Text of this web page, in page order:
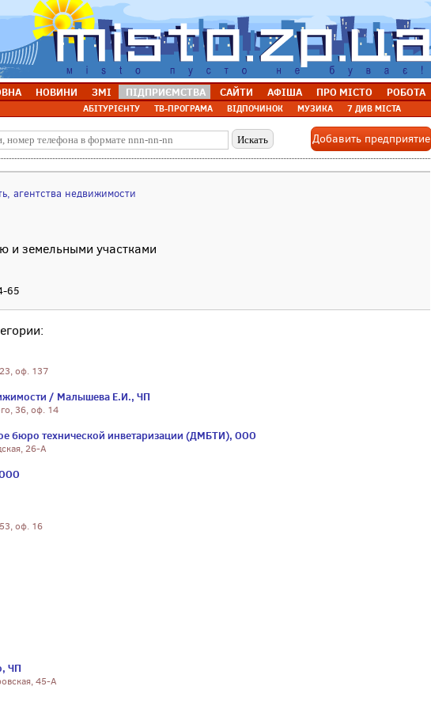
НОВИНИ ЗМІ ПІДПРИЄМСТВА САЙТИ АФІША ПРО МІСТО РОБОТА
АБІТУРІЄНТУ ТВ-ПРОГРАМА ВІДПОЧИНОК МУЗИКА 7 ДИВ МІСТА
Добавить предприятие
агентства недвижимости
и земельными участками
65
оф. 137
/ Малышева Е.И., ЧП
36, оф. 14
бюро технической инветаризации (ДМБТИ), ООО
26-А
оф. 16
ЧП
45-А